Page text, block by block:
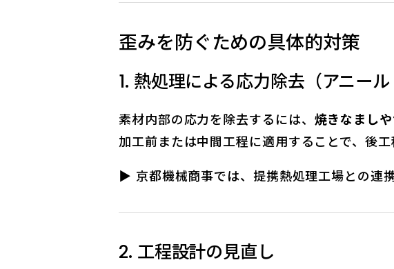
歪みを防ぐための具体的対策
1. 熱処理による応力除去（アニール
素材内部の応力を除去するには、 焼きなまし
加工前または中間工程に適用することで、後
▶ 京都機械商事では、提携熱処理工場との連
2. 工程設計の見直し